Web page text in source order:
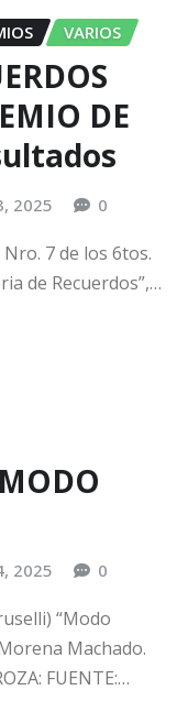
VARIOS
DE
2025 0
7 de los 6tos.
de Recuerdos”,…
2025 0
“Modo
Machado.
FUENTE:…